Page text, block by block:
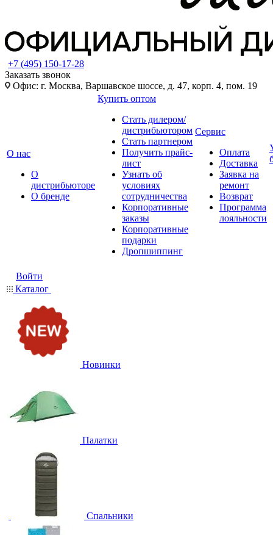
+7 (495) 150-17-28
Заказать звонок
Офис: г. Москва, Варшавское шоссе, д. 47, корп. 4, пом. 19
О нас
О
дистрибьюторе
О бренде
Купить оптом
Стать дилером/
дистрибьютором
Стать партнером
Получить прайс-
лист
Узнать об
условиях
сотрудничества
Корпоративные
заказы
Корпоративные
подарки
Дропшиппинг
Сервис
Оплата
Доставка
Заявка на
ремонт
Возврат
Программа
лояльности
Войти
Каталог
Новинки
Палатки
Спальники